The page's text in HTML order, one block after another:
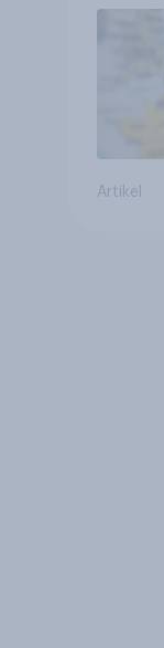
Artikel